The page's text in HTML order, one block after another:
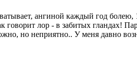
ангиной каждый год
лор - в забитых гландах!
но неприятно.. У меня давно